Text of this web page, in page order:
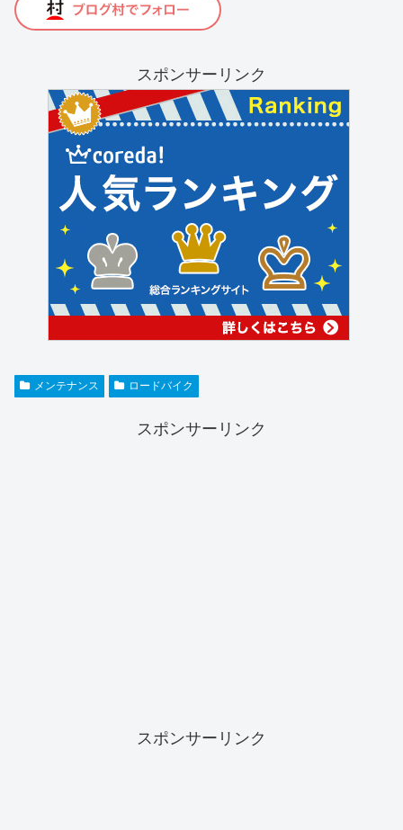
スポンサーリンク
メンテナンス ロードバイク
スポンサーリンク
スポンサーリンク